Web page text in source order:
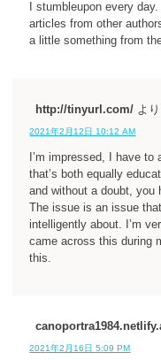
I stumbleupon every
articles from other
a little something from
http://tinyurl.com/ よ
2021年2月12日 10:12 AM
I’m impressed, I have
that’s both equally
and without a doubt, you
The issue is an issue
intelligently about. I’m
came across this during
this.
2021年2月16日 5:09 PM